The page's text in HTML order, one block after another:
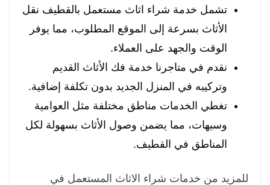
تشمل خدمة شراء اثاث مستعمل بالقطيف نقل
الأثاث بسرعة إلى الموقع المطلوب، مما يوفر
الوقت والجهد على العملاء.
نقدم في متاجرنا خدمة فك الأثاث القديم
وتركيبه في المنزل الجديد بدون تكلفة إضافية.
تغطي الخدمات مناطق مختلفة مثل العوامية
وسيهات، مما يضمن وصول الأثاث بسهولة لكل
المناطق في القطيف.
للمزيد من خدمات شراء الاثاث المستعمل في